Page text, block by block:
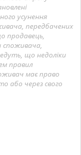
усунення
передбачених
продавець,
споживача,
що недоліки
правил
має право
або через свого